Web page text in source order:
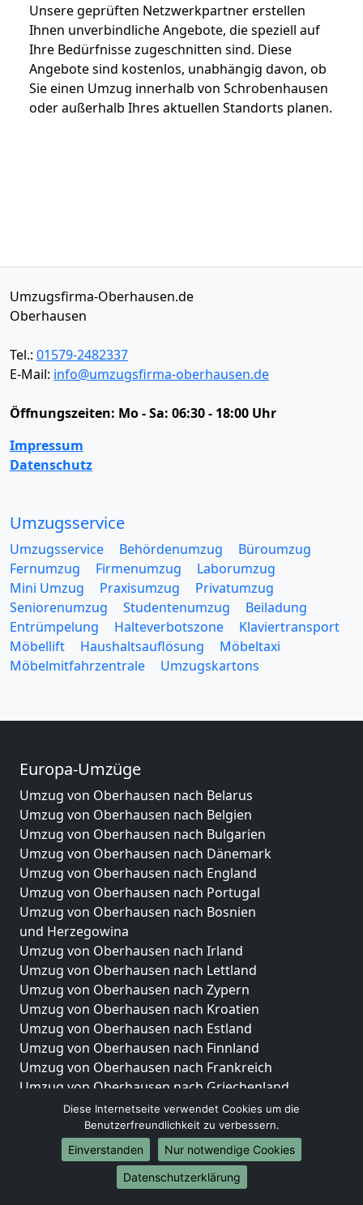
Unsere geprüften Netzwerkpartner erstellen
Ihnen unverbindliche Angebote, die speziell auf
Ihre Bedürfnisse zugeschnitten sind. Diese
Angebote sind kostenlos, unabhängig davon, ob
Sie einen Umzug innerhalb von Schrobenhausen
oder außerhalb Ihres aktuellen Standorts planen.
Umzugsfirma-Oberhausen.de
Oberhausen
Tel.: 01579-2482337
E-Mail: info@umzugsfirma-oberhausen.de
Öffnungszeiten: Mo - Sa: 06:30 - 18:00 Uhr
Impressum
Datenschutz
Umzugsservice
Umzugsservice Behördenumzug
Büroumzug
Fernumzug
Firmenumzug
Laborumzug
Mini Umzug
Praxisumzug
Privatumzug
Seniorenumzug
Studentenumzug
Beiladung
Entrümpelung
Halteverbotszone
Klaviertransport
Möbellift
Haushaltsauflösung
Möbeltaxi
Möbelmitfahrzentrale
Umzugskartons
Europa-Umzüge
Umzug von Oberhausen nach Belarus
Umzug von Oberhausen nach Belgien
Umzug von Oberhausen nach Bulgarien
Umzug von Oberhausen nach Dänemark
Umzug von Oberhausen nach England
Umzug von Oberhausen nach Portugal
Umzug von Oberhausen nach Bosnien
und Herzegowina
Umzug von Oberhausen nach Irland
Umzug von Oberhausen nach Lettland
Umzug von Oberhausen nach Zypern
Umzug von Oberhausen nach Kroatien
Umzug von Oberhausen nach Estland
Umzug von Oberhausen nach Finnland
Umzug von Oberhausen nach Frankreich
Umzug von Oberhausen nach Griechenland
Umzug von Oberhausen nach Italien
Umzug von Oberhausen nach Liechtenstein
Umzug von Oberhausen nach Luxemburg
Umzug von Oberhausen nach Niederlande
Umzug von Oberhausen nach Norwegen
Diese Internetseite verwendet Cookies um die
Benutzerfreundlichkeit zu verbessern.
Einverstanden
Nur notwendige Cookies
Datenschutzerklärung